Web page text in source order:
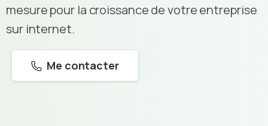
mesure pour la croissance de votre entreprise
sur internet.
Me contacter